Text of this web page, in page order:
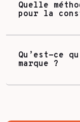
Quelle
pour la
Qu’est-ce
marque ?